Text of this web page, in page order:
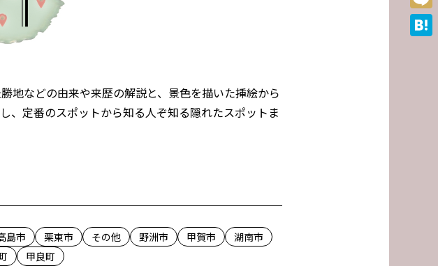
地などの由来や来歴の解説と、景色を描いた挿絵から
、定番のスポットから知る人ぞ知る隠れたスポットま
島市 栗東市 その他 野洲市 甲賀市
湖南市
甲良町
Mixi